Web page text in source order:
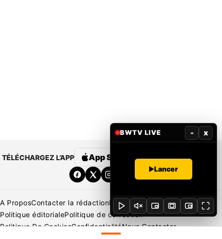
TÉLÉCHARGEZ L’APP App Store Google Play
A ProposContacter la rédactionRédaction Mentions légales
Politique éditorialePolitique de correction
Politique De CookiesConfidentialitéNous Contacter
BWTV LIVE - x
Lancer